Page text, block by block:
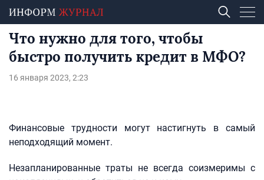
Что нужно для того, чтобы
быстро получить кредит в МФО?
16 января 2023, 2:23
Финансовые трудности могут настигнуть в самый
неподходящий момент.
Незапланированные траты не всегда соизмеримы с